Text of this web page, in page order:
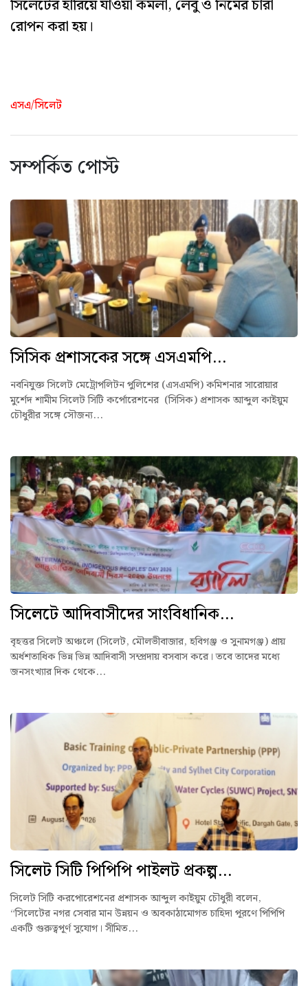
সিলেটের হারিয়ে যাওয়া কমলা, লেবু ও নিমের চারা
রোপন করা হয়।
এসএ/সিলেট
সম্পর্কিত পোস্ট
সিসিক প্রশাসকের সঙ্গে এসএমপি...
নবনিযুক্ত সিলেট মেট্রোপলিটন পুলিশের (এসএমপি) কমিশনার সারোয়ার
মুর্শেদ শামীম সিলেট সিটি কর্পোরেশনের (সিসিক) প্রশাসক আব্দুল কাইয়ুম
চৌধুরীর সঙ্গে সৌজন্য...
সিলেটে আদিবাসীদের সাংবিধানিক...
বৃহত্তর সিলেট অঞ্চলে (সিলেট, মৌলভীবাজার, হবিগঞ্জ ও সুনামগঞ্জ) প্রায়
অর্ধশতাধিক ভিন্ন ভিন্ন আদিবাসী সম্প্রদায় বসবাস করে। তবে তাদের মধ্যে
জনসংখ্যার দিক থেকে...
সিলেট সিটি পিপিপি পাইলট প্রকল্প...
সিলেট সিটি করপোরেশনের প্রশাসক আব্দুল কাইয়ুম চৌধুরী বলেন,
“সিলেটের নগর সেবার মান উন্নয়ন ও অবকাঠামোগত চাহিদা পূরণে পিপিপি
একটি গুরুত্বপূর্ণ সুযোগ। সীমিত...